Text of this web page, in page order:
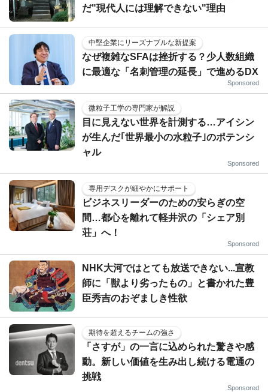
だ"現代人には理解できない"理由
中堅企業にリーズナブルな新提案
なぜ複雑なSFAは挫折する？少人数組織
に最適な「名刺管理の延長」で進めるDX
Sponsored
微粒子工学の専門家が解説
目に見えない世界を計測する…アイシン
が生んだ｢世界最小の水粒子｣のポテンシ
ャル
Sponsored
専用デスクが細やかにサポート
ビジネスリーダーのための安らぎの空
間…都心を離れて軽井沢の「シェア別
荘」へ！
Sponsored
NHK大河ではとても放送できない...宣教
師に「獣より劣ったもの」と書かれた豊
臣秀吉のおぞましき性欲
期待を超えるチームの強さ
「さすが」の一言に込められた驚きや感
動。新しい価値を生み出し続ける電通の
挑戦
Sponsored